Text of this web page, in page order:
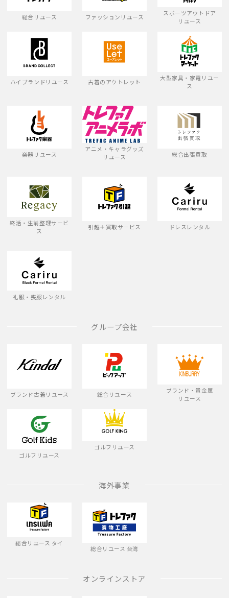
総合リユース ファッションリユース
スポーツアウトドア
リユース
ハイブランドリユース 古着のアウトレット
大型家具・家電リユー
ス
楽器リユース
アニメ・キャラグッズ
リユース
総合出張買取
終活・生前整理サービ
ス
引越＋買取サービス ドレスレンタル
礼服・喪服レンタル
グループ会社
ブランド古着リユース 総合リユース
ブランド・貴金属
リユース
ゴルフリユース
ゴルフリユース
海外事業
総合リユース タイ
総合リユース 台湾
オンラインストア